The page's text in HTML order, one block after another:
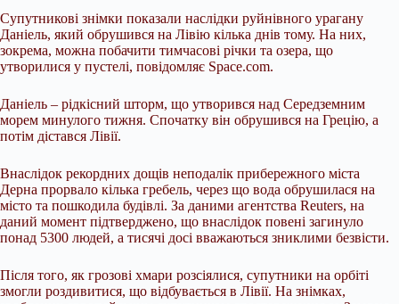
Супутникові знімки показали наслідки руйнівного урагану
Даніель, який обрушився на Лівію кілька днів тому. На них,
зокрема, можна побачити тимчасові річки та озера, що
утворилися у пустелі, повідомляє Space.com.
Даніель – рідкісний шторм, що утворився над Середземним
морем минулого тижня. Спочатку він обрушився на Грецію, а
потім дістався Лівії.
Внаслідок рекордних дощів неподалік прибережного міста
Дерна прорвало кілька гребель, через що вода обрушилася на
місто та пошкодила будівлі. За даними агентства Reuters, на
даний момент підтверджено, що внаслідок повені загинуло
понад 5300 людей, а тисячі досі вважаються зниклими безвісти.
Після того, як грозові хмари розсіялися, супутники на орбіті
змогли роздивитися, що відбувається в Лівії. На знімках,